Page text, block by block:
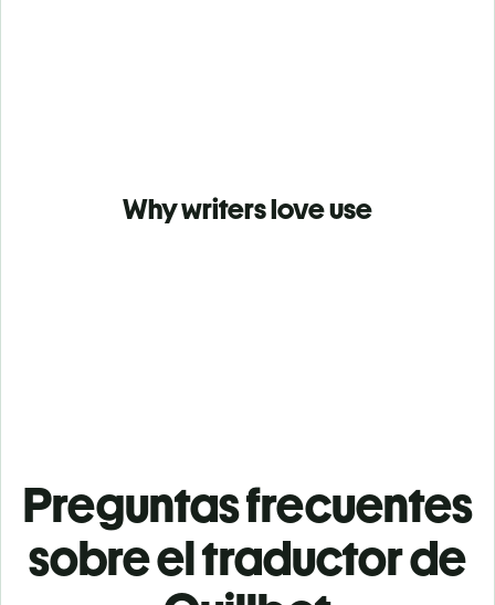
Why writers love use
Preguntas frecuentes
sobre el traductor de